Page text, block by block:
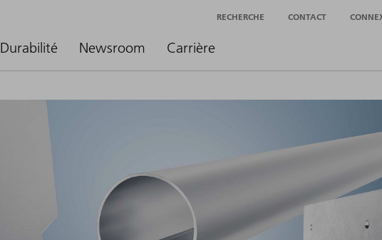
Durabilité Newsroom Carrière
RECHERCHE CONTACT